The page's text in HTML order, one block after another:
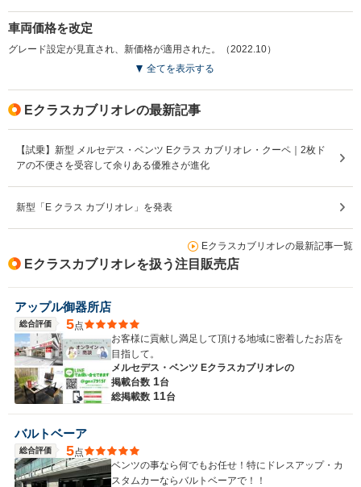
車両価格を改定
グレード設定が見直され、新価格が適用された。（2022.10）
全てを表示する
Eクラスカブリオレの最新記事
【試乗】新型 メルセデス・ベンツ Eクラス カブリオレ・クーペ｜2枚ド
アの不便さを受容して余りある優雅さが進化
新型「E クラス カブリオレ」を発表
Eクラスカブリオレの最新記事一覧
Eクラスカブリオレを扱う注目販売店
アップル御器所店
総合評価 5点
お客様に貢献し満足して頂ける地域に密着したお店を
目指して。
メルセデス・ベンツ Eクラスカブリオレの
掲載台数 1台
総掲載数 11台
バルトベーア
総合評価 5点
ベンツの事なら何でもお任せ！特にドレスアップ・カ
スタムカーならバルトベーアで！！